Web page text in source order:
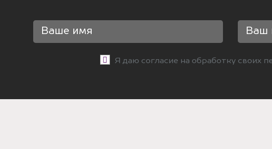
Я даю согласие на обработку своих